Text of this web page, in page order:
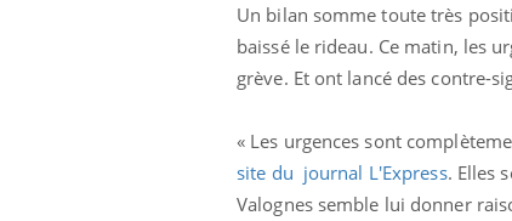
Un bilan somme toute très
baissé le rideau. Ce matin, les
grève. Et ont lancé des contre-
« Les urgences sont
site du journal L'Express. Elles
Valognes semble lui donner
Comment oublier les
écrans en vacances ?
comment le travail
empiète de plus en plus
sur nos soirées